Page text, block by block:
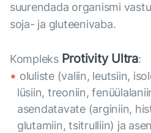
suurendada organismi
soja- ja gluteenivaba.
Kompleks Protivity Ultra:
oluliste (valiin, leutsiin,
lüsiin, treoniin,
asendatavate (arginiin,
glutamiin, tsitrulliin) ja